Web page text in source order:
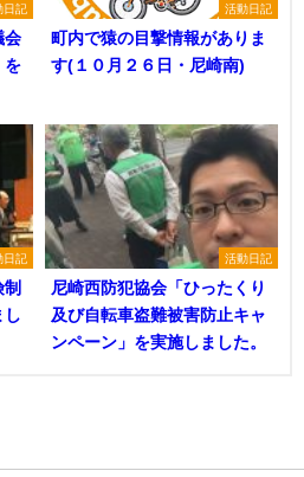
日記
会
を
活動日記
町内で猿の目撃情報がありま
す(１０月２６日・尼崎南)
日記
し
活動日記
尼崎西防犯協会「ひったくり
及び自転車盗難被害防止キャ
ンペーン」を実施しました。